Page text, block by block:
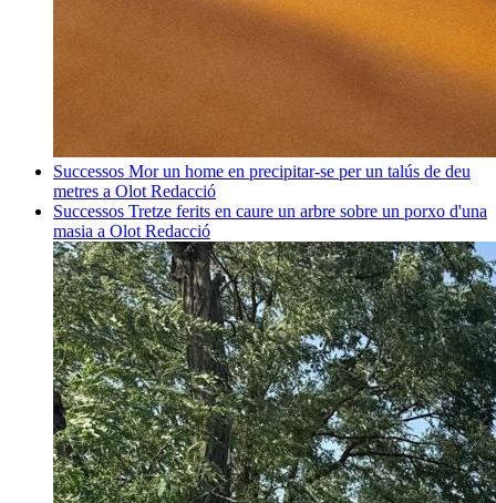
Successos Mor un home en precipitar-se per un talús de deu
metres a Olot Redacció
Successos Tretze ferits en caure un arbre sobre un porxo d'una
masia a Olot Redacció